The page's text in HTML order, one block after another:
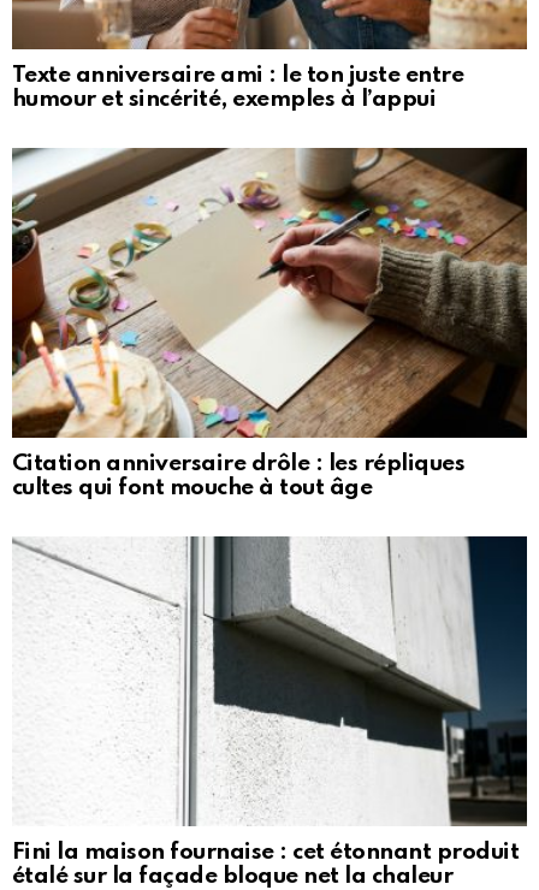
Texte anniversaire ami : le ton juste entre
humour et sincérité, exemples à l’appui
Citation anniversaire drôle : les répliques
cultes qui font mouche à tout âge
Fini la maison fournaise : cet étonnant produit
étalé sur la façade bloque net la chaleur